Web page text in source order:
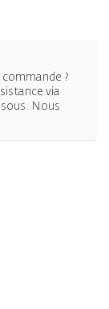
?
via
Nous